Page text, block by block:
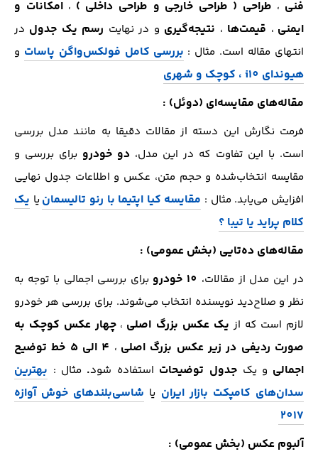
فنی ، طراحی ( طراحی خارجی و طراحی داخلی ) ،امکانات و
ایمنی ، قیمت‌ها ، نتیجه‌گیری و در نهایت رسم یک جدول در
انتهای مقاله است. مثال : بررسی کامل فولکس‌واگن پاسات و
هیوندای i10 ، کوچک و شهری
مقاله‌های مقایسه‌ای (دوئل) :
فرمت نگارش این دسته از مقالات دقیقا به مانند مدل بررسی
است. با این تفاوت که در این مدل،دو خودرو برای بررسی و
مقایسه انتخاب‌شده و حجم متن، عکس و اطلاعات جدول نهایی
افزایش می‌یابد. مثال : مقایسه کیا اپتیما با رنو تالیسمان یا یک
کلام پراید یا تیبا ؟
مقاله‌های ده‌تایی (بخش عمومی) :
در این مدل از مقالات، 10 خودرو
برای بررسی اجمالی با توجه به
نظر و صلاح‌دید نویسنده انتخاب می‌شوند. برای بررسی هر خودرو
لازم است که از یک عکس‌ بزرگ اصلی ، چهار عکس کوچک به
صورت ردیفی در زیر عکس بزرگ اصلی ،
4 الی 5 خط توضیح
اجمالی و یک جدول توضیحات استفاده شود. مثال : بهترین
سدان‌های کامپکت بازار ایران یا شاسی‌بلند‌های خوش آوازه
2017
آلبوم عکس (بخش عمومی) :